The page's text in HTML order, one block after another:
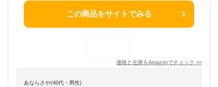
この商品をサイトでみる
価格と在庫をAmazonでチェック >>
あならさや(40代・男性)